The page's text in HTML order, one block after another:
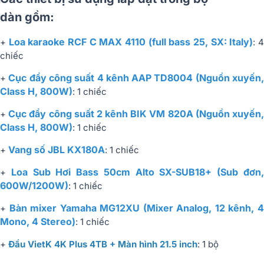
dàn gồm:
+ Loa karaoke RCF C MAX 4110 (full bass 25, SX: Italy): 4
chiếc
+Cục đẩy công suất 4 kênh AAP TD8004 (Nguồn xuyến,
Class H, 800W): 1 chiếc
+Cục đẩy công suất 2 kênh BIK VM 820A (Nguồn xuyến,
Class H, 800W): 1 chiếc
+ Vang số JBL KX180A: 1 chiếc
+ Loa Sub Hơi Bass 50cm Alto SX-SUB18+ (Sub đơn,
600W/1200W): 1 chiếc
+ Bàn mixer Yamaha MG12XU (Mixer Analog, 12 kênh, 4
Mono, 4 Stereo): 1 chiếc
+ Đầu VietK 4K Plus 4TB + Màn hình 21.5 inch: 1 bộ